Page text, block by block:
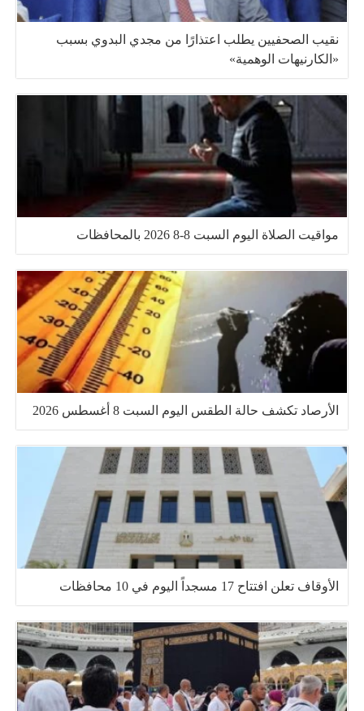
نقيب الصحفيين يطلب اعتذارًا من مجدي البدوي بسبب
«الكارنيهات الوهمية»
مواقيت الصلاة اليوم السبت 8-8 2026 بالمحافظات
الأرصاد تكشف حالة الطقس اليوم السبت 8 أغسطس 2026
الأوقاف تعلن افتتاح 17 مسجداً اليوم في 10 محافظات